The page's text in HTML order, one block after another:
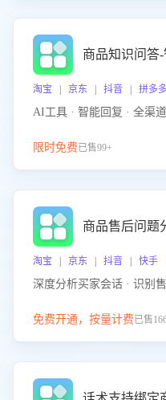
商品知识问答
淘宝 | 京东 | 抖音 | 拼多多
AI工具 · 智能回复 · 全渠
限时免费已售99+
商品售后问题
淘宝 | 京东 | 抖音 | 快手
深度分析买家会话 · 识别
免费开通，按量计费已售